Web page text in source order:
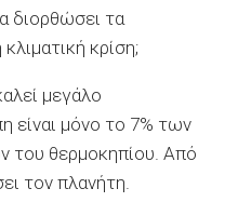
διορθώσει τα
κρίση;
μεγάλο
είναι μόνο το 7% των
του θερμοκηπίου. Από
τον πλανήτη.